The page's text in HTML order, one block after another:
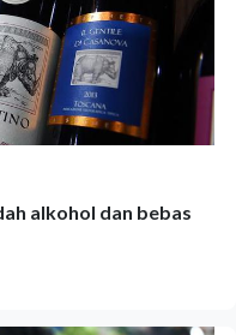
alkohol dan bebas